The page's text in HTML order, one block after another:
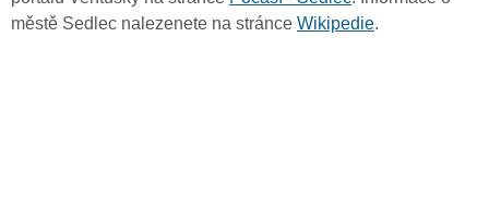
městě Sedlec nalezenete na stránce Wikipedie.